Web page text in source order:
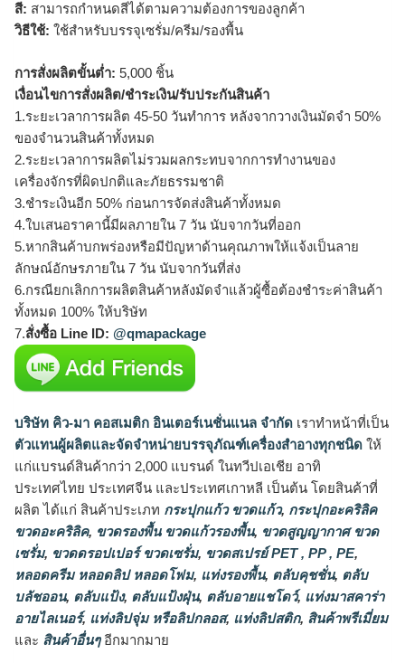
สี: สามารถกำหนดสีได้ตามความต้องการของลูกค้า
วิธีใช้: ใช้สำหรับบรรจุเซรั่ม/ครีม/รองพื้น
การสั่งผลิตขั้นต่ำ: 5,000 ชิ้น
เงื่อนไขการสั่งผลิต/ชำระเงิน/รับประกันสินค้า
1.ระยะเวลาการผลิต 45-50 วันทำการ หลังจากวางเงินมัดจำ 50%
ของจำนวนสินค้าทั้งหมด
2.ระยะเวลาการผลิตไม่รวมผลกระทบจากการทำงานของ
เครื่องจักรที่ผิดปกติและภัยธรรมชาติ
3.ชำระเงินอีก 50% ก่อนการจัดส่งสินค้าทั้งหมด
4.ใบเสนอราคานี้มีผลภายใน 7 วัน นับจากวันที่ออก
5.หากสินค้าบกพร่องหรือมีปัญหาด้านคุณภาพให้แจ้งเป็นลาย
ลักษณ์อักษรภายใน 7 วัน นับจากวันที่ส่ง
6.กรณียกเลิกการผลิตสินค้าหลังมัดจำแล้วผู้ซื้อต้องชำระค่าสินค้า
ทั้งหมด 100% ให้บริษัท
7.สั่งซื้อ Line ID: @qmapackage
บริษัท คิว-มา คอสเมติก อินเตอร์เนชั่นแนล จำกัด เราทำหน้าที่เป็น
ตัวแทนผู้ผลิตและจัดจำหน่ายบรรจุภัณฑ์เครื่องสำอางทุกชนิด ให้
แก่แบรนด์สินค้ากว่า 2,000 แบรนด์ ในทวีปเอเชีย อาทิ
ประเทศไทย ประเทศจีน และประเทศเกาหลี เป็นต้น โดยสินค้าที่
ผลิต ได้แก่ สินค้าประเภท กระปุกแก้ว ขวดแก้ว, กระปุกอะคริลิค
ขวดอะคริลิค, ขวดรองพื้น ขวดแก้วรองพื้น, ขวดสูญญากาศ ขวด
เซรั่ม, ขวดดรอปเปอร์ ขวดเซรั่ม, ขวดสเปรย์ PET , PP , PE,
หลอดครีม หลอดลิป หลอดโฟม, แท่งรองพื้น, ตลับคุชชั่น, ตลับ
บลัชออน, ตลับแป้ง, ตลับแป้งฝุ่น, ตลับอายแชโดว์, แท่งมาสคาร่า
อายไลเนอร์, แท่งลิปจุ่ม หรือลิปกลอส, แท่งลิปสติก, สินค้าพรีเมี่ยม
และ สินค้าอื่นๆอีกมากมาย